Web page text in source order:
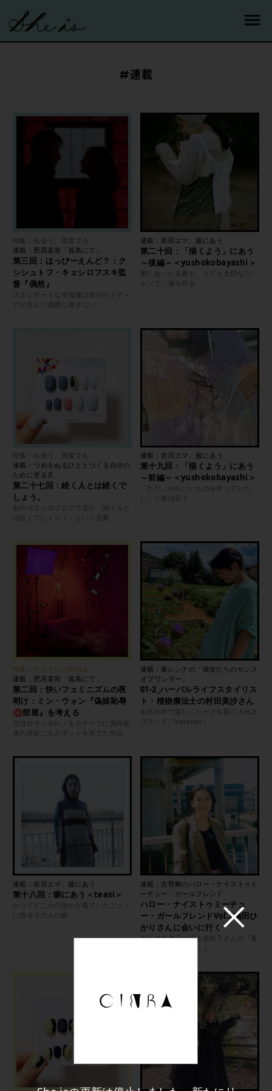
#連載
特集：出会う、何度でも
連載：肥髙茉実「孤島にて」
第三回：はっぴーえんど？：ク
シシュトフ・キェシロフスキ監
督『偶然』
スタンダードな幸福像は政治やメディ
アが生んだ虚構に過ぎない
連載：前田エマ、服にあう
第二十回：「描くよう」にあう
～後編～＜yushokobayashi＞
家にあった古着と、とても大切なTシ
ャツで、服を作る
特集：出会う、何度でも
連載：つめをぬるひととつくる自分の
ために塗る爪
第二十七回：続く人とは続くで
しょう。
あのカフェのブログで見た「続く人と
は続くでしょう！」という言葉
連載：前田エマ、服にあう
第十九回：「描くよう」にあう
～前編～＜yushokobayashi＞
「ただ、かわいいものを作っていた
い」と彼は言う
特集：それぞれの祝福を
連載：肥髙茉実「孤島にて」
第二回：快いフェミニズムの夜
明け：ミン・ウォン『偽娘恥辱
㊙︎部屋』を考える
日活ロマンポルノをモチーフに異性装
者の存在にもスポットを当てた作品
連載：秦レンナの「彼女たちのセンス
オブワンダー」
01-2_ハーバルライフスタイリス
ト・植物療法士の村田美沙さん
生活の中で楽しくハーブを取り入れる
ブランド「Verseau」
連載：前田エマ、服にあう
第十八回：癖にあう＜teasi＞
かつてどこかの誰かが着ていたニット
に残るその人の癖
連載：吉野舞のハロー・ナイストゥミ
ーチュー・ガールフレンド
ハロー・ナイストゥミーチュ
ー・ガールフレンドVol.2楠田ひ
かりさんに会いに行く
ウルフの作品や川上未映子さんの『夏
物語』から考えたこと